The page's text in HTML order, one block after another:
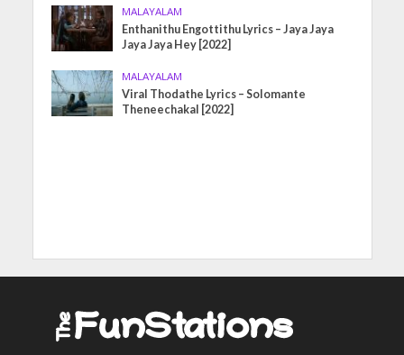
MALAYALAM
Enthanithu Engottithu Lyrics – Jaya Jaya
Jaya Jaya Hey [2022]
MALAYALAM
Viral Thodathe Lyrics – Solomante
Theneechakal [2022]